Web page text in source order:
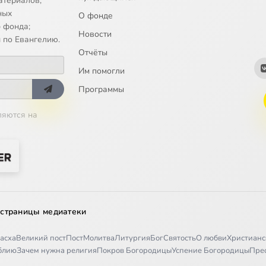
Отче наш. Хлеб насущный
Молитва Отче наш. О прощении долгов
Мф. 6: 14-16. О прощении грехов и посте
Мф. 6: 16-18. О посте
О сокровище
Мф. 7: 7-11
фонда;
Евангелию.
на
О фонде
Новости
Отчёты
Им помогли
Программы
медиатеки
Великий постПостМолитваЛитургияБогСвятостьО любви
Зачем нужна религияПокров БогородицыУспение Богородицы